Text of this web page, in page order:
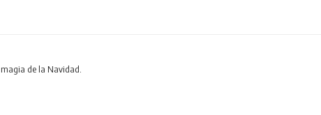
magia de la Navidad.